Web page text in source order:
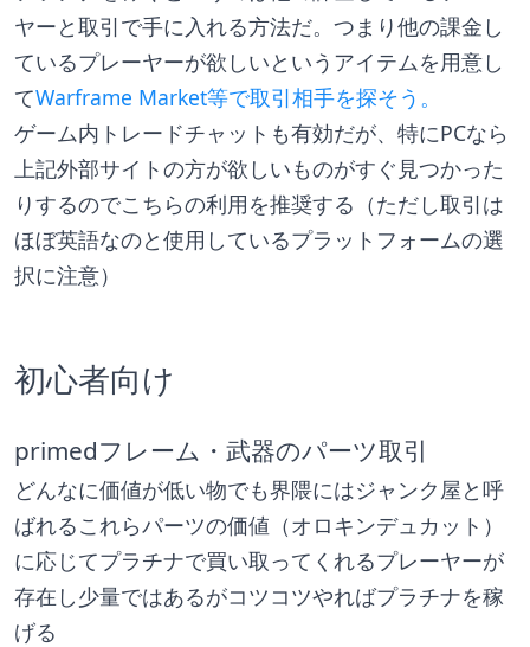
ヤーと取引で手に入れる方法だ。つまり他の課金し
ているプレーヤーが欲しいというアイテムを用意し
てWarframe Market等で取引相手を探そう。
ゲーム内トレードチャットも有効だが、特にPCなら
上記外部サイトの方が欲しいものがすぐ見つかった
りするのでこちらの利用を推奨する（ただし取引は
ほぼ英語なのと使用しているプラットフォームの選
択に注意）
初心者向け
primedフレーム・武器のパーツ取引
どんなに価値が低い物でも界隈にはジャンク屋と呼
ばれるこれらパーツの価値（オロキンデュカット）
に応じてプラチナで買い取ってくれるプレーヤーが
存在し少量ではあるがコツコツやればプラチナを稼
げる